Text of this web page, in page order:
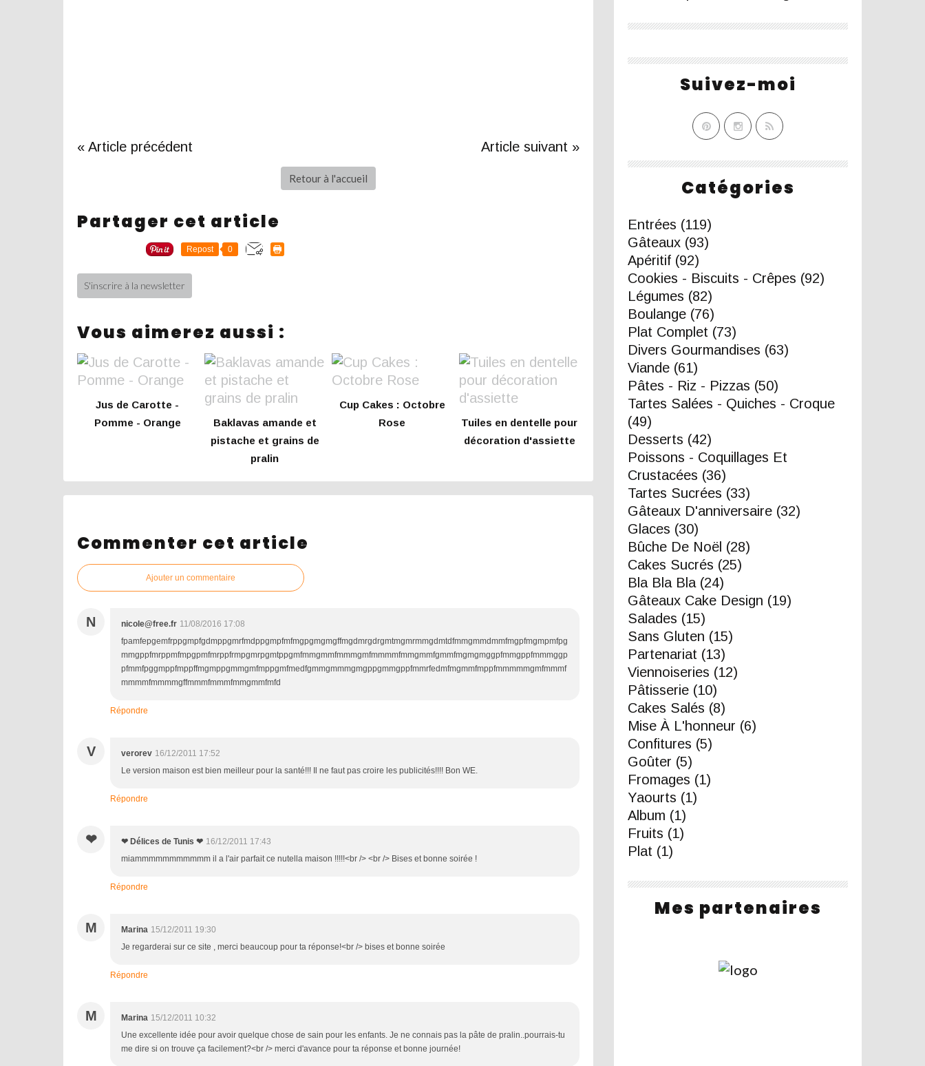
« Article précédent Article suivant »
Retour à l'accueil
Partager cet article
Repost 0
S'inscrire à la newsletter
Vous aimerez aussi :
Jus de Carotte -
Pomme - Orange
Baklavas amande et
pistache et grains de
pralin
Cup Cakes : Octobre
Rose
Tuiles en dentelle pour
décoration d'assiette
Commenter cet article
Ajouter un commentaire
N nicole@free.fr 11/08/2016 17:08
fpamfepgemfrppgmpfgdmppgmrfmdppgmpfmfmgpgmgmgffmgdmrgdrgmtmgmrmmgdmtdfmmgmmdmmfmgpfmgmpmfpg
mmgppfmrppmfmpgpmfmrppfrmpgmrpgmtppgmfmmgmmfmmmgmfmmmmfmmgmmfgmmfmgmgmggpfmmgppfmmmggp
pfmmfpggmppfmppffmgmppgmmgmfmppgmfmedfgmmgmmmgmgppgmmgppfmmrfedmfmgmmfmppfmmmmmgmfmmmf
mmmmfmmmmgffmmmfmmmfmmgmmfmfd
Répondre
V verorev 16/12/2011 17:52
Le version maison est bien meilleur pour la santé!!! Il ne faut pas croire les publicités!!!! Bon WE.
Répondre
❤ ❤ Délices de Tunis ❤ 16/12/2011 17:43
miammmmmmmmmmm il a l'air parfait ce nutella maison !!!!!<br /> <br /> Bises et bonne soirée !
Répondre
M Marina 15/12/2011 19:30
Je regarderai sur ce site , merci beaucoup pour ta réponse!<br /> bises et bonne soirée
Répondre
M Marina 15/12/2011 10:32
Une excellente idée pour avoir quelque chose de sain pour les enfants. Je ne connais pas la pâte de pralin..pourrais-tu
me dire si on trouve ça facilement?<br /> merci d'avance pour ta réponse et bonne journée!
Catégories
Entrées (119)
Gâteaux (93)
Apéritif (92)
Cookies - Biscuits - Crêpes (92)
Légumes (82)
Boulange (76)
Plat Complet (73)
Divers Gourmandises (63)
Viande (61)
Pâtes - Riz - Pizzas (50)
Tartes Salées - Quiches - Croque
(49)
Desserts (42)
Poissons - Coquillages Et
Crustacées (36)
Tartes Sucrées (33)
Gâteaux D'anniversaire (32)
Glaces (30)
Bûche De Noël (28)
Cakes Sucrés (25)
Bla Bla Bla(24)
Gâteaux Cake Design (19)
Salades (15)
Sans Gluten (15)
Partenariat (13)
Viennoiseries (12)
Pâtisserie (10)
Cakes Salés (8)
Mise À L'honneur (6)
Confitures (5)
Goûter (5)
Fromages (1)
Yaourts (1)
Album (1)
Fruits (1)
Plat (1)
Suivez-moi
Mes partenaires